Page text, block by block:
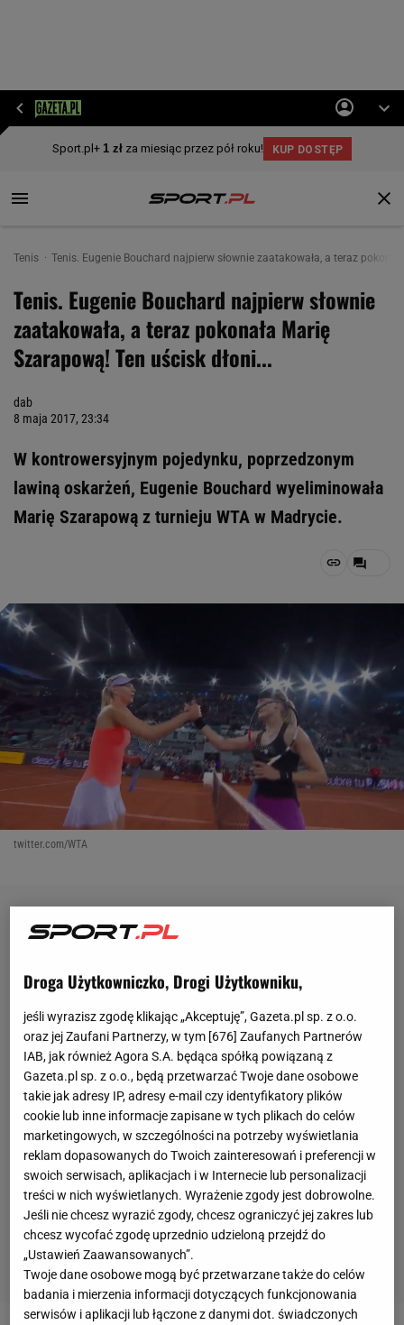
Tenis Tenis. Eugenie Bouchard najpierw słownie zaatakowała, a teraz
Tenis. Eugenie Bouchard najpierw słownie
zaatakowała, a teraz pokonała Marię
Szarapową! Ten uścisk dłoni...
dab
8 maja 2017, 23:34
W kontrowersyjnym pojedynku, poprzedzonym
lawiną oskarżeń, Eugenie Bouchard wyeliminowała
Marię Szarapową z turnieju WTA w Madrycie.
twitter.com/WTA
Droga Użytkowniczko, Drogi Użytkowniku,
jeśli wyrazisz zgodę klikając „Akceptuję”, Gazeta.pl sp. z o.o.
oraz jej Zaufani Partnerzy, w tym [676] Zaufanych Partnerów
IAB, jak również Agora S.A. będąca spółką powiązaną z
Gazeta.pl sp. z o.o., będą przetwarzać Twoje dane osobowe
takie jak adresy IP, adresy e-mail czy identyfikatory plików
cookie lub inne informacje zapisane w tych plikach do celów
marketingowych, w szczególności na potrzeby wyświetlania
reklam dopasowanych do Twoich zainteresowań i preferencji w
swoich serwisach, aplikacjach i w Internecie lub personalizacji
treści w nich wyświetlanych. Wyrażenie zgody jest dobrowolne.
Jeśli nie chcesz wyrazić zgody, chcesz ograniczyć jej zakres lub
chcesz wycofać zgodę uprzednio udzieloną przejdź do
„Ustawień Zaawansowanych”.
Twoje dane osobowe mogą być przetwarzane także do celów
badania i mierzenia informacji dotyczących funkcjonowania
serwisów i aplikacji lub łączone z danymi dot. świadczonych